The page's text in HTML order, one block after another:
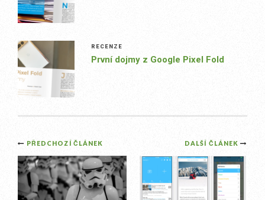
RECENZE
První dojmy z Google Pixel Fold
Post
navigation
DALŠÍ ČLÁNEK
PŘEDCHOZÍ ČLÁNEK